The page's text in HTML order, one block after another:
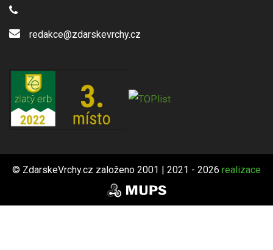
redakce@zdarskevrchy.cz
© ZdarskeVrchy.cz založeno 2001 | 2021 - 2026 realizace